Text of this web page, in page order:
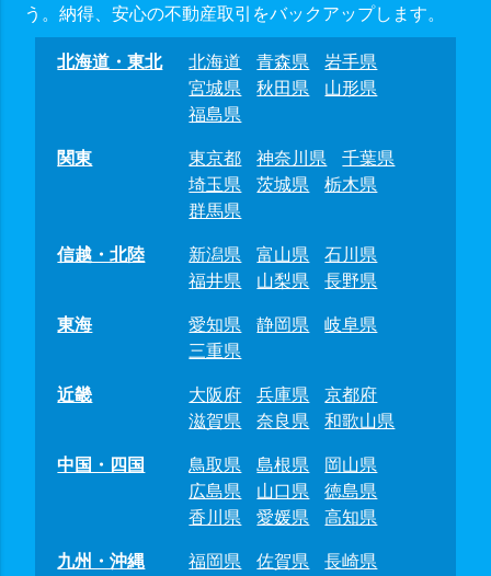
う。納得、安心の不動産取引をバックアップします。
北海道・東北 北海道 青森県
岩手県
宮城県
秋田県
山形県
福島県
関東
東京都 神奈川県
千葉県
埼玉県
茨城県
栃木県
群馬県
信越・北陸
新潟県 富山県
石川県
福井県
山梨県
長野県
東海
愛知県 静岡県
岐阜県
三重県
近畿
大阪府 兵庫県
京都府
滋賀県
奈良県
和歌山県
中国・四国
鳥取県 島根県
岡山県
広島県
山口県
徳島県
香川県
愛媛県
高知県
九州・沖縄
福岡県 佐賀県
長崎県